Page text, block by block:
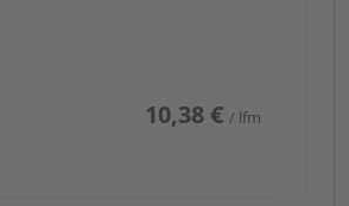
10,38 € / lfm